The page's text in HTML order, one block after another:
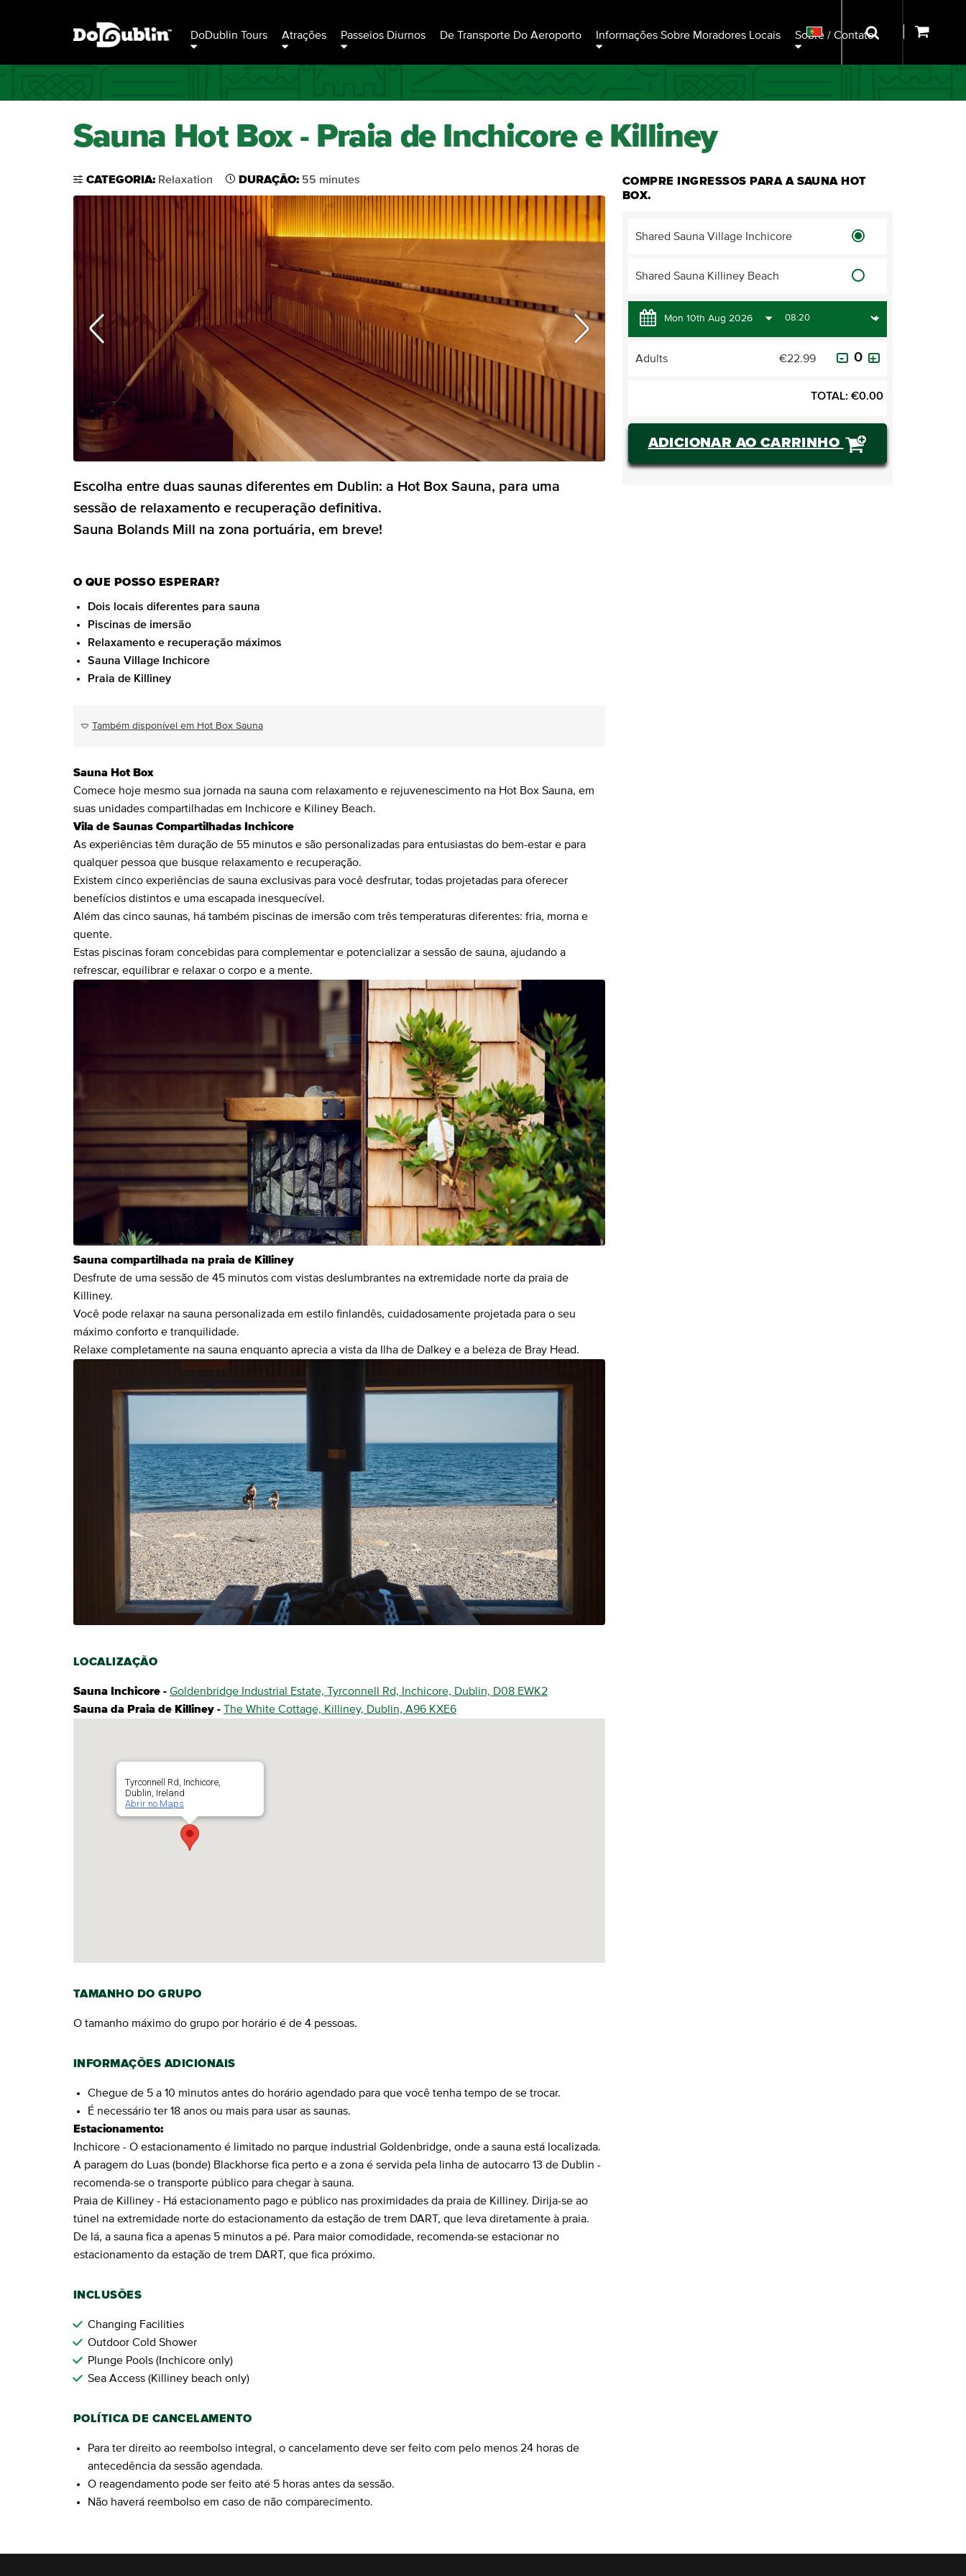
DoDublin Tours Atrações Passeios Diurnos De Transporte Do Aeroporto Informações Sobre Moradores Locais Sobre / Contato
Sauna Hot Box - Praia de Inchicore e Killiney
CATEGORIA: Relaxation DURAÇÃO: 55 minutes
Escolha entre duas saunas diferentes em Dublin: a Hot Box Sauna, para uma
sessão de relaxamento e recuperação definitiva.
Sauna Bolands Mill na zona portuária, em breve!
O QUE POSSO ESPERAR?
Dois locais diferentes para sauna
Piscinas de imersão
Relaxamento e recuperação máximos
Sauna Village Inchicore
Praia de Killiney
Também disponível em Hot Box Sauna
Sauna Hot Box
Comece hoje mesmo sua jornada na sauna com relaxamento e rejuvenescimento na Hot Box Sauna, em
suas unidades compartilhadas em Inchicore e Kiliney Beach.
Vila de Saunas Compartilhadas Inchicore
As experiências têm duração de 55 minutos e são personalizadas para entusiastas do bem-estar e para
qualquer pessoa que busque relaxamento e recuperação.
Existem cinco experiências de sauna exclusivas para você desfrutar, todas projetadas para oferecer
benefícios distintos e uma escapada inesquecível.
Além das cinco saunas, há também piscinas de imersão com três temperaturas diferentes: fria, morna e
quente.
Estas piscinas foram concebidas para complementar e potencializar a sessão de sauna, ajudando a
refrescar, equilibrar e relaxar o corpo e a mente.
Sauna compartilhada na praia de Killiney
Desfrute de uma sessão de 45 minutos com vistas deslumbrantes na extremidade norte da praia de
Killiney.
Você pode relaxar na sauna personalizada em estilo finlandês, cuidadosamente projetada para o seu
máximo conforto e tranquilidade.
Relaxe completamente na sauna enquanto aprecia a vista da Ilha de Dalkey e a beleza de Bray Head.
LOCALIZAÇÃO
Sauna Inchicore - Goldenbridge Industrial Estate, Tyrconnell Rd, Inchicore, Dublin, D08 EWK2
Sauna da Praia de Killiney - The White Cottage, Killiney, Dublin, A96 KXE6
Tyrconnell Rd, Inchicore,
Dublin, Ireland
Abrir no Maps
TAMANHO DO GRUPO
O tamanho máximo do grupo por horário é de 4 pessoas.
INFORMAÇÕES ADICIONAIS
Chegue de 5 a 10 minutos antes do horário agendado para que você tenha tempo de se trocar.
É necessário ter 18 anos ou mais para usar as saunas.
Estacionamento:
Inchicore - O estacionamento é limitado no parque industrial Goldenbridge, onde a sauna está localizada.
A paragem do Luas (bonde) Blackhorse fica perto e a zona é servida pela linha de autocarro 13 de Dublin -
recomenda-se o transporte público para chegar à sauna.
Praia de Killiney - Há estacionamento pago e público nas proximidades da praia de Killiney. Dirija-se ao
túnel na extremidade norte do estacionamento da estação de trem DART, que leva diretamente à praia.
De lá, a sauna fica a apenas 5 minutos a pé. Para maior comodidade, recomenda-se estacionar no
estacionamento da estação de trem DART, que fica próximo.
INCLUSÕES
Changing Facilities
Outdoor Cold Shower
Plunge Pools (Inchicore only)
Sea Access (Killiney beach only)
POLÍTICA DE CANCELAMENTO
Para ter direito ao reembolso integral, o cancelamento deve ser feito com pelo menos 24 horas de
antecedência da sessão agendada.
O reagendamento pode ser feito até 5 horas antes da sessão.
Não haverá reembolso em caso de não comparecimento.
COMPRE INGRESSOS PARA A SAUNA HOT
BOX.
Shared Sauna Village Inchicore
Shared Sauna Killiney Beach
Adults €22.99
TOTAL: €0.00
ADICIONAR AO CARRINHO